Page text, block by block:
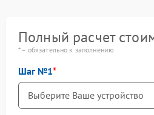
Полный расчет
* – обязательно к заполнению
Шаг №1